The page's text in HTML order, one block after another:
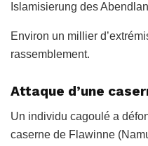
Islamisierung des
Environ un millier
rassemblement.
Attaque d’une
Un individu cagoulé a
caserne de Flawinne